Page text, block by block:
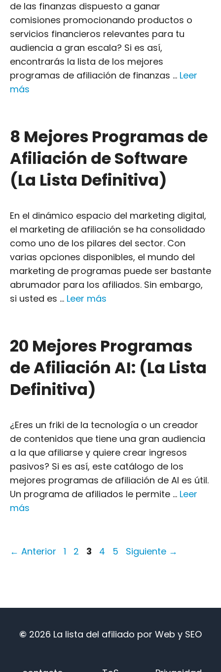
de las finanzas dispuesto a ganar
comisiones promocionando productos o
servicios financieros relevantes para tu
audiencia a gran escala? Si es así,
encontrarás la lista de los mejores
programas de afiliación de finanzas ... Leer
más
8 Mejores Programas de
Afiliación de Software
(La Lista Definitiva)
En el dinámico espacio del marketing digital,
el marketing de afiliación se ha consolidado
como uno de los pilares del sector. Con
varias opciones disponibles, el mundo del
marketing de programas puede ser bastante
abrumador para los afiliados. Sin embargo,
si usted es ... Leer más
20 Mejores Programas
de Afiliación AI: (La Lista
Definitiva)
¿Eres un friki de la tecnología o un creador
de contenidos que tiene una gran audiencia
a la que afiliarse y quiere crear ingresos
pasivos? Si es así, este catálogo de los
mejores programas de afiliación de AI es útil.
Un programa de afiliados le permite ... Leer
más
← Anterior Página
1 Página
2 Página
3 Página
4 Página
5 Siguiente →
© 2026 La lista del afiliado por Web y SEO
Dutch
Japanese